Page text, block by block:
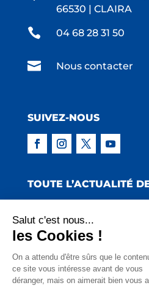
66530 | CLAIRA
 04 68 28 31 50
 Nous contacter
SUIVEZ-NOUS
TOUTE L’ACTUALITÉ
Copyright © 2022 Mairie de
:Emmaluc Communication
Salut c'est nous...
les Cookies !
On a attendu d'être sûrs que le
ce site vous intéresse avant de vous
déranger, mais on aimerait bien vous